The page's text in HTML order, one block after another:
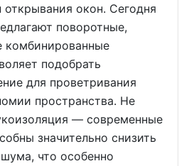
окон. Сегодня
поворотные,
комбинированные
подобрать
для проветривания
пространства. Не
— современные
значительно снизить
что особенно